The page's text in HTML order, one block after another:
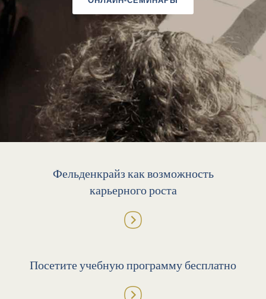
Фельденкрайз как возможность
карьерного роста
Посетите учебную программу бесплатно